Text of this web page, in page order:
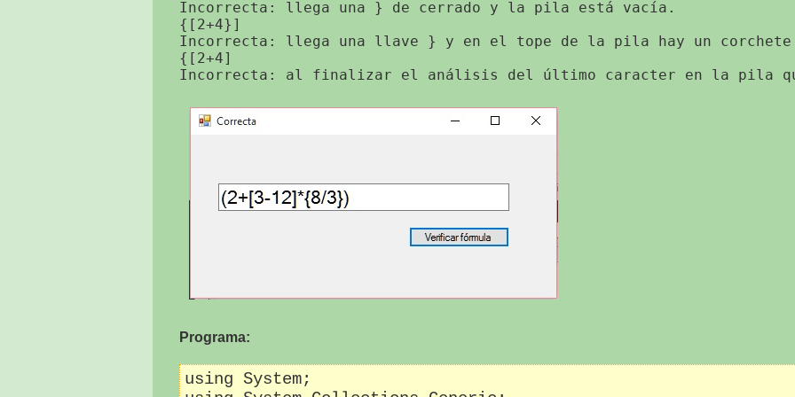
Incorrecta: llega una } de cerrado y la pila está vacía.
{[2+4}]
Incorrecta: llega una llave } y en el tope de la pila hay un
{[2+4]
Programa:
using System;